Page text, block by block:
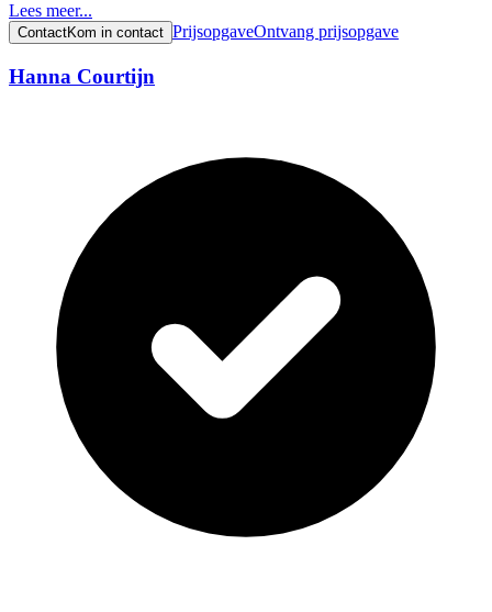
Lees meer...
ContactKom in contact PrijsopgaveOntvang prijsopgave
Hanna Courtijn